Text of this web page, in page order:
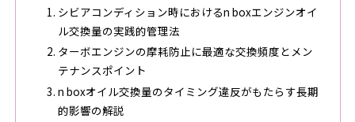
シビアコンディション時におけるn boxエンジンオイ
ル交換量の実践的管理法
ターボエンジンの摩耗防止に最適な交換頻度とメン
テナンスポイント
n boxオイル交換量のタイミング違反がもたらす長期
的影響の解説